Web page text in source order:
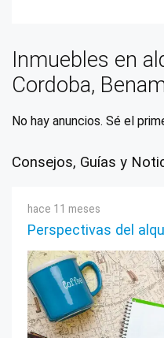
Inmuebles en
Cordoba,
No hay anuncios. Sé el
Consejos, Guías y
hace 11 meses
Perspectivas del